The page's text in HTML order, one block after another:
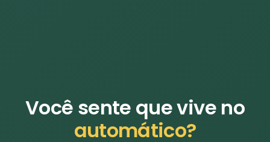
Você sente que vive no
automático?